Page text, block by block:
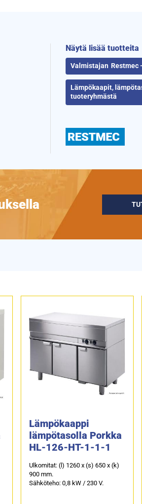
Näytä lisää tuotteita
Restmec
Lämpökaapit,
tuoteryhmästä
Lämpökaappi
lämpötasolla Porkka
HL-126-HT-1-1-1
Ulkomitat: (l) 1260 x (s) 650 x (k)
900 mm.
Sähköteho: 0,8 kW / 230 V.